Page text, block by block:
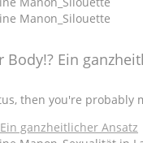
Ein
then you're probably
ganzheitlicher Ansatz